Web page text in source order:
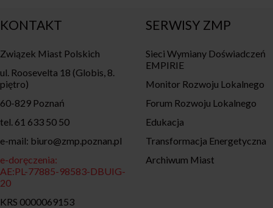
KONTAKT
Związek Miast Polskich
ul. Roosevelta 18 (Globis, 8.
piętro)
60-829 Poznań
tel. 61 633 50 50
e-mail: biuro@zmp.poznan.pl
e-doręczenia:
AE:PL-77885-98583-DBUIG-
20
KRS 0000069153
SERWISY ZMP
Sieci Wymiany Doświadczeń
EMPIRIE
Monitor Rozwoju Lokalnego
Forum Rozwoju Lokalnego
Edukacja
Transformacja Energetyczna
Archiwum Miast